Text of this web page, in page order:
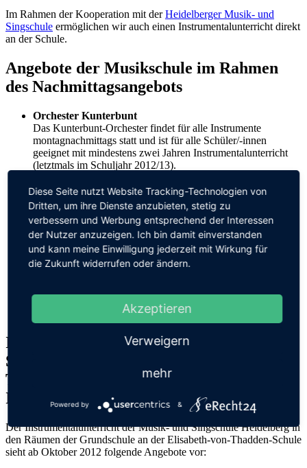
Im Rahmen der Kooperation mit derHeidelberger Musik- und
Singschule ermöglichen wir auch einen Instrumentalunterricht direkt
an der Schule.
Angebote der Musikschule im Rahmen
des Nachmittagsangebots
Orchester Kunterbunt
Das Kunterbunt-Orchester findet für alle Instrumente
montagnachmittags statt und ist für alle Schüler/-innen
geeignet mit mindestens zwei Jahren Instrumentalunterricht
(letztmals im Schuljahr 2012/13).
Ab dem Schuljahr 2013/14 ist die Einführung eines
Streichorchesters (Liederorchester) anstatt des Orchesters
Kunterbunt geplant. Der Termin wäre voraussichtlich
Freitagnachmittag um 16.45 Uhr.
Blockflötenspielkreis
Bei regelmäßiger Teilnahme von mindestens fünf Schüler/-
innen kann ein Ensemble mittwochs um 16.45 Uhr
Thadden-Schule gebührenfrei. Die Einteilung erfolgt über die
Musik- und Singschule Heidelberg.
Instrumentalunterricht der Musik- und
Singschule in den Räumlichkeiten der
Thadden-Grundschule und
Instrumentenkunde
Der Instrumentalunterricht der Musik- und Singschule Heidelberg in
den Räumen der Grundschule an der Elisabeth-von-Thadden-Schule
sieht ab Oktober 2012 folgende Angebote vor:
Diese Seite nutzt Website Tracking-Technologien von
Dritten, um ihre Dienste anzubieten, stetig zu
verbessern und Werbung entsprechend der Interessen
der Nutzer anzuzeigen. Ich bin damit einverstanden
und kann meine Einwilligung jederzeit mit Wirkung für
die Zukunft widerrufen oder ändern.
Akzeptieren
Verweigern
mehr
Powered by &